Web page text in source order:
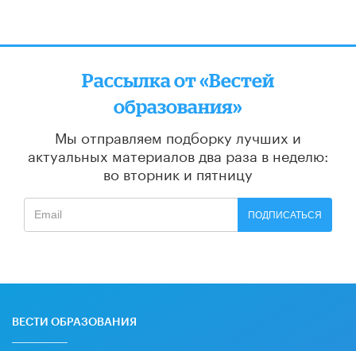
Рассылка от «Вестей
образования»
Мы отправляем подборку лучших и
актуальных материалов два раза в неделю:
во вторник и пятницу
ПОДПИСАТЬСЯ
ВЕСТИ ОБРАЗОВАНИЯ